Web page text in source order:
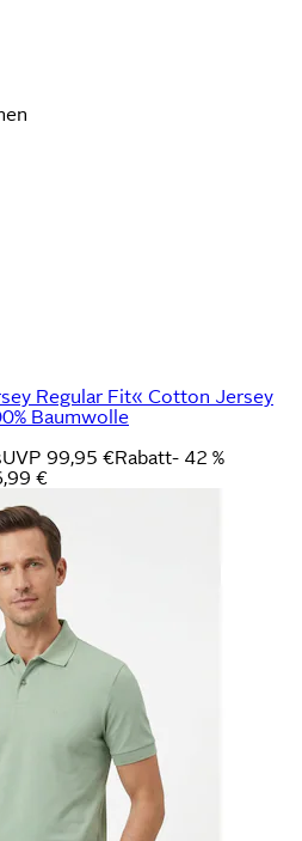
Regular Fit« Cotton Jersey
Baumwolle
UVP 99,95 €Rabatt- 42 %
€